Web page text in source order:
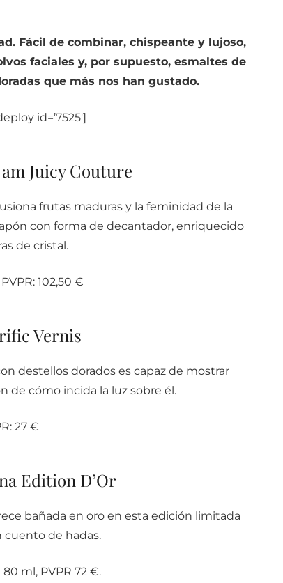
Fácil de combinar, chispeante y lujoso,
faciales y, por supuesto, esmaltes de
que más nos han gustado.
id=’7525′]
Juicy Couture
frutas maduras y la feminidad de la
con forma de decantador, enriquecido
de cristal.
102,50 €
Vernis
destellos dorados es capaz de mostrar
de cómo incida la luz sobre él.
27 €
Edition D’Or
bañada en oro en esta edición limitada
cuento de hadas.
ml, PVPR 72 €.